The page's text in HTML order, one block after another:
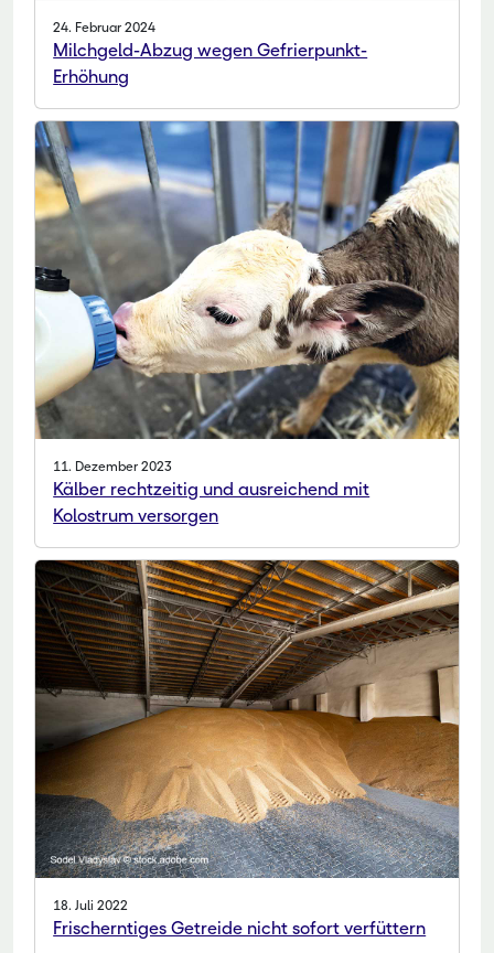
24. Februar 2024
Milchgeld-Abzug wegen Gefrierpunkt-
Erhöhung
11. Dezember 2023
Kälber rechtzeitig und ausreichend mit
Kolostrum versorgen
18. Juli 2022
Frischerntiges Getreide nicht sofort verfüttern